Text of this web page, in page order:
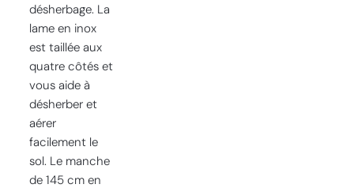
désherbage. La
lame en inox
est taillée aux
quatre côtés et
vous aide à
désherber et
aérer
facilement le
sol. Le manche
de 145 cm en